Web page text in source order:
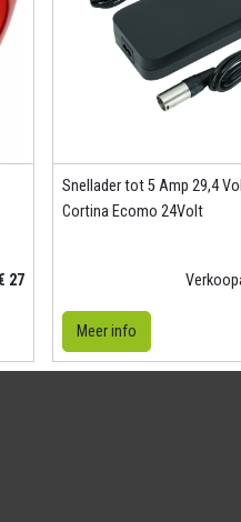
27
Snellader tot 5 Amp 29,4
Cortina Ecomo 24Volt
Meer info